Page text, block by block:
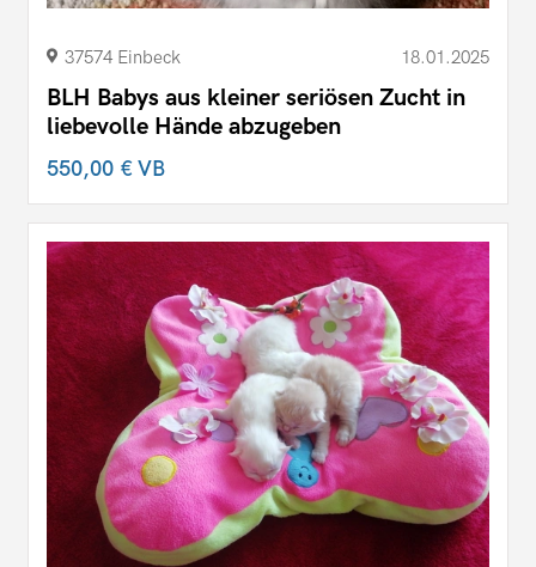
37574 Einbeck 18.01.2025
BLH Babys aus kleiner seriösen Zucht in
liebevolle Hände abzugeben
550,00 €VB